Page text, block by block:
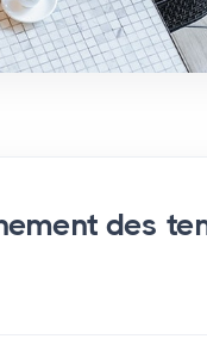
des